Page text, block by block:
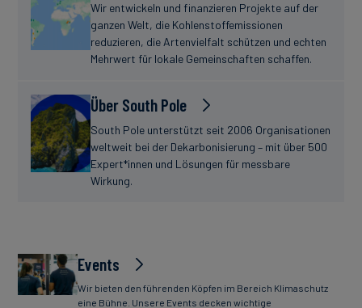
Wir entwickeln und finanzieren Projekte auf der
ganzen Welt, die Kohlenstoffemissionen
reduzieren, die Artenvielfalt schützen und echten
Mehrwert für lokale Gemeinschaften schaffen.
Über South Pole
South Pole unterstützt seit 2006 Organisationen
weltweit bei der Dekarbonisierung – mit über 500
Expert*innen und Lösungen für messbare
Wirkung.
Events
Wir bieten den führenden Köpfen im Bereich Klimaschutz
eine Bühne. Unsere Events decken wichtige